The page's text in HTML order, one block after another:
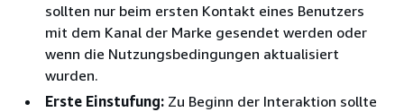
sollten nur beim ersten Kontakt eines Benutzers
mit dem Kanal der Marke gesendet werden oder
wenn die Nutzungsbedingungen aktualisiert
wurden.
Erste Einstufung: Zu Beginn der Interaktion sollte